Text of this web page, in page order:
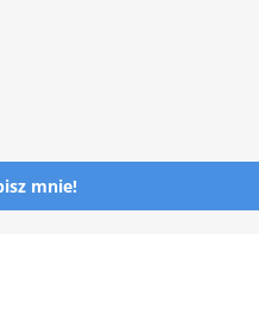
mnie!